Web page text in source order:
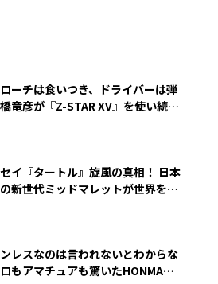
ローチは食いつき、ドライバーは弾
竜彦が『Z-STAR XV』を使い続け
イ『タートル』旋風の真相！ 日本
新世代ミッドマレットが世界を席
ンレスなのは言われないとわからな
もアマチュアも驚いたHONMA